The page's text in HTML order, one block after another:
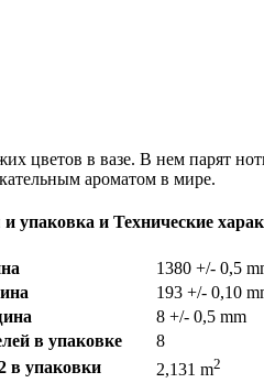
цветов в вазе. В нем парят
ароматом в мире.
упаковка и Технические
1380 +/- 0,5
193 +/- 0,10
8 +/- 0,5 mm
в упаковке
8
в упаковки
2,131 m2